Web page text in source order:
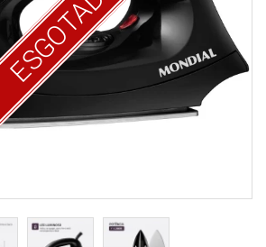
ESGOTADO